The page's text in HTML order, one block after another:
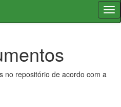
no repositório de acordo com a